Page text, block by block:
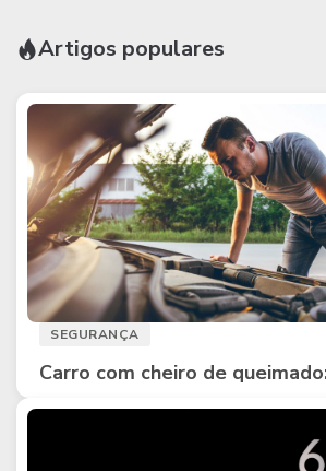
Artigos populares
SEGURANÇA
Carro com cheiro de